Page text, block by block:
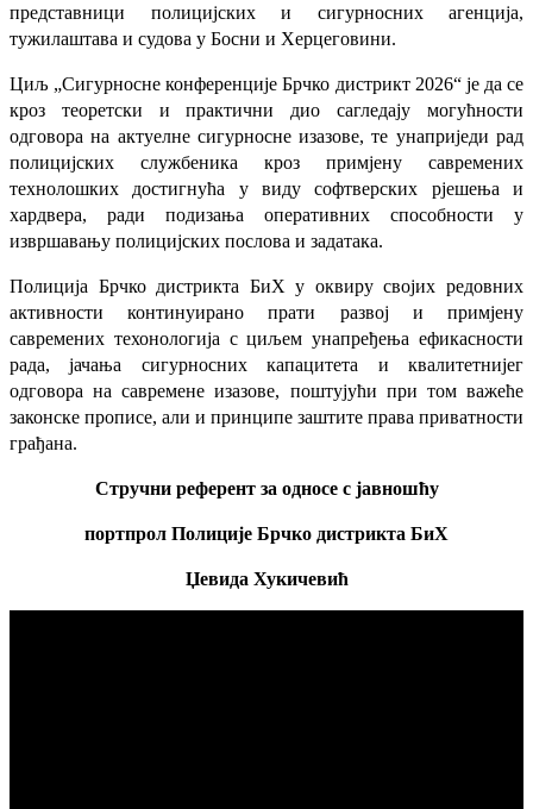
представници полицијских и сигурносних агенција,
тужилаштава и судова у Босни и Херцеговини.
Циљ „Сигурносне конференције Брчко дистрикт 2026“ је да се
кроз теоретски и практични дио сагледају могућности
одговора на актуелне сигурносне изазове, те унаприједи рад
полицијских службеника кроз примјену савремених
технолошких достигнућа у виду софтверских рјешења и
хардвера, ради подизања оперативних способности у
извршавању полицијских послова и задатака.
Полиција Брчко дистрикта БиХ у оквиру својих редовних
активности континуирано прати развој и примјену
савремених техонологија с циљем унапређења ефикасности
рада, јачања сигурносних капацитета и квалитетнијег
одговора на савремене изазове, поштујући при том важеће
законске прописе, али и принципе заштите права приватности
грађана.
Стручни референт за односе с јавношћу
портпрол Полиције Брчко дистрикта БиХ
Џевида Хукичевић